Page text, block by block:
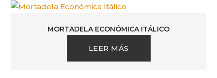
MORTADELA ECONÓMICA ITÁLICO
LEER MÁS